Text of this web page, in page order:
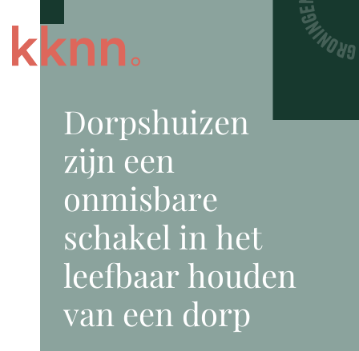
Dorpshuizen
zijn een
onmisbare
schakel in het
leefbaar houden
van een dorp